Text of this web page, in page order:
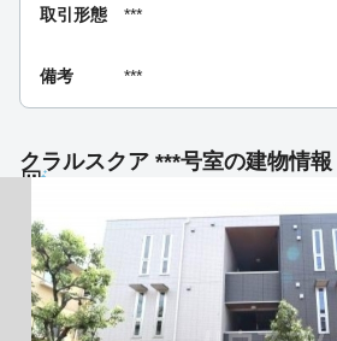
取引形態 ***
備考 ***
クラルスクア ***号室の建物情報